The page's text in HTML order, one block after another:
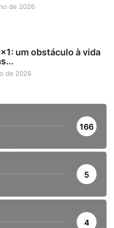
de 2026
um obstáculo à vida
de 2026
166
5
4